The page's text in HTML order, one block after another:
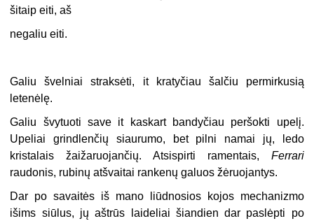
šitaip eiti, aš
negaliu eiti.
Galiu švelniai straksėti, it kratyčiau šalčiu permirkusią
letenėlę.
Galiu švytuoti save it kaskart bandyčiau peršokti upelį.
Upeliai grindlenčių siaurumo, bet pilni namai jų, ledo
kristalais žaižaruojančių. Atsispirti ramentais, Ferrari
raudonis, rubinų atšvaitai rankenų galuos žėruojantys.
Dar po savaitės iš mano liūdnosios kojos mechanizmo
išims siūlus, jų aštrūs laideliai šiandien dar paslėpti po